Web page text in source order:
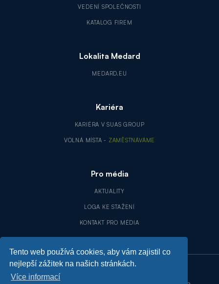
Tento web používá cookies, aby vám zajistil co
nejlepší zážitek na našich stránkách.
Více informací
VEDENÍ SPOLEČNOSTI
KATALOG FIREM
Lokalita Medard
MEDARD.EU
Kariéra
KARIÉRA V SUAS GROUP
VOLNÁ MÍSTA - ZAMĚSTNÁVÁME
Pro média
AKTUALITY
LOGA KE STAŽENÍ
KONTAKT PRO MÉDIA